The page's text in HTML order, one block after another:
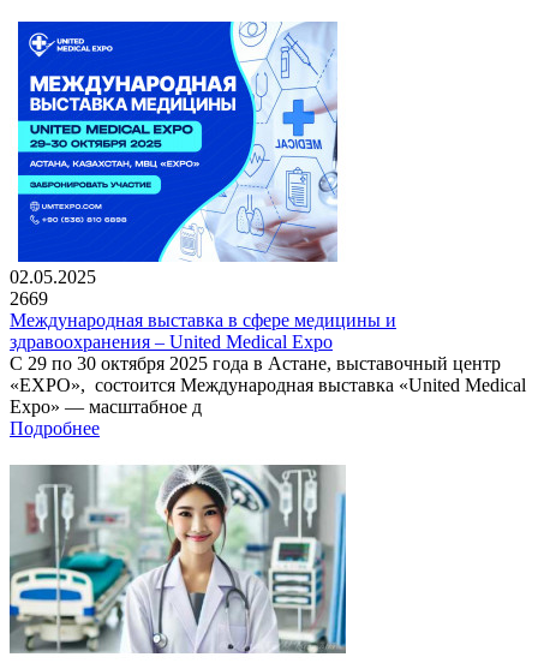
02.05.2025
2669
Международная выставка в сфере медицины и
здравоохранения – United Medical Expo
С 29 по 30 октября 2025 года в Астане, выставочный центр
«EXPO», состоится Международная выставка «United Medical
Expo» — масштабное д
Подробнее